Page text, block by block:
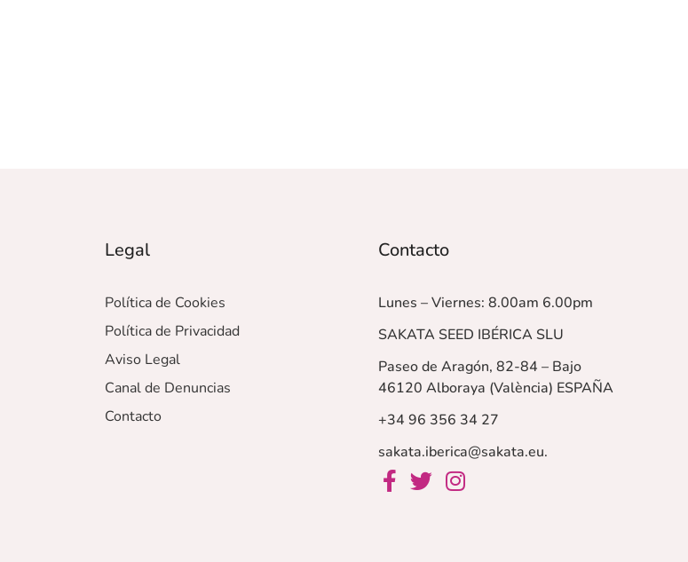
Legal
Política de Cookies
Política de Privacidad
Aviso Legal
Canal de Denuncias
Contacto
Contacto
Lunes – Viernes: 8.00am 6.00pm
SAKATA SEED IBÉRICA SLU
Paseo de Aragón, 82-84 – Bajo
46120 Alboraya (València) ESPAÑA
+34 96 356 34 27
sakata.iberica@sakata.eu.